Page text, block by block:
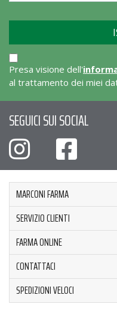
Presa visione dell'
al trattamento dei miei
SEGUICI SUI SOCIAL
MARCONI FARMA
SERVIZIO CLIENTI
FARMA ONLINE
CONTATTACI
SPEDIZIONI VELOCI